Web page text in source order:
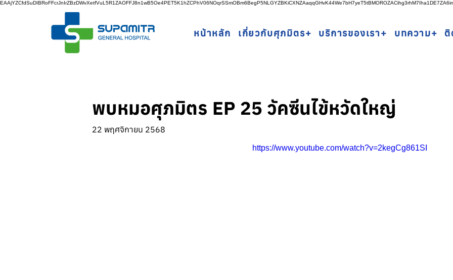
หน้าหลัก เกี่ยวกับศุภมิตร+ บริการของเรา+ บทความ+ ติ
พบหมอศุภมิตร EP 25 วัคซีนไข้หวัดใหญ่
22 พฤศจิกายน 2568
https://www.youtube.com/watch?v=2kegCg861SI